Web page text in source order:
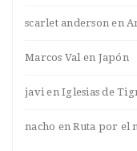
scarlet anderson en
Marcos Valen Japón
javienIglesias de
nacho enRuta por el